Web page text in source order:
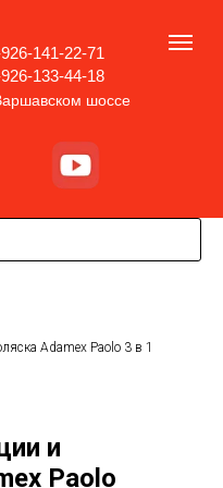
шоссе
141-22-71
133-44-18
Adamex Paolo 3 в 1
и
Paolo